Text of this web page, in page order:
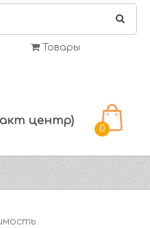
Товары
центр)
0